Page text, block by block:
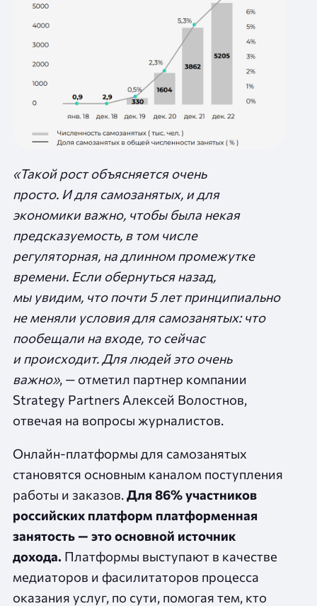
«Такой рост объясняется очень
просто. И для самозанятых, и для
экономики важно, чтобы была некая
предсказуемость, в том числе
регуляторная, на длинном промежутке
времени. Если обернуться назад,
мы увидим, что почти 5 лет принципиально
не меняли условия для самозанятых: что
пообещали на входе, то сейчас
и происходит. Для людей это очень
важно», — отметил партнер компании
Strategy Partners Алексей Волостнов,
отвечая на вопросы журналистов.
Онлайн-платформы для самозанятых
становятся основным каналом поступления
работы и заказов.Для 86% участников
российских платформ платформенная
занятость — это основной источник
дохода. Платформы выступают в качестве
медиаторов и фасилитаторов процесса
оказания услуг, по сути, помогая тем, кто